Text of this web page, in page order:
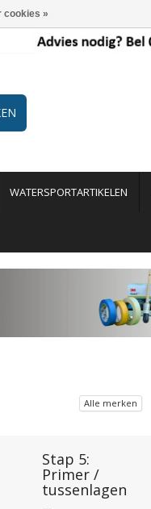
WATERSPORTARTIKELEN
Alle merken
Stap 5:
Primer /
tussenlagen
cookies »